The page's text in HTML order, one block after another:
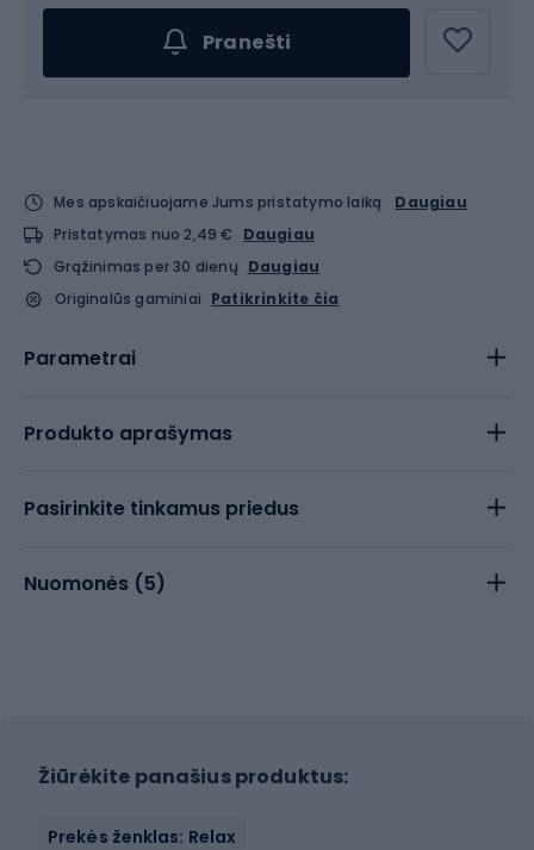
Pranešti
Mes apskaičiuojame Jums pristatymo laiką
Daugiau
Pristatymas nuo 2,49 €
Daugiau
Grąžinimas per 30 dienų Daugiau
Originalūs gaminiai Patikrinkite čia
Parametrai
Produkto aprašymas
Pasirinkite tinkamus priedus
Nuomonės (5)
Žiūrėkite panašius produktus:
Prekės ženklas: Relax